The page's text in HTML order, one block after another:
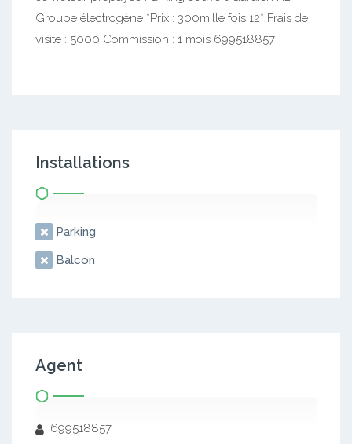
Groupe électrogène *Prix : 300mille fois 12* Frais de
visite : 5000 Commission : 1 mois 699518857
Installations
Parking
Balcon
Agent
699518857